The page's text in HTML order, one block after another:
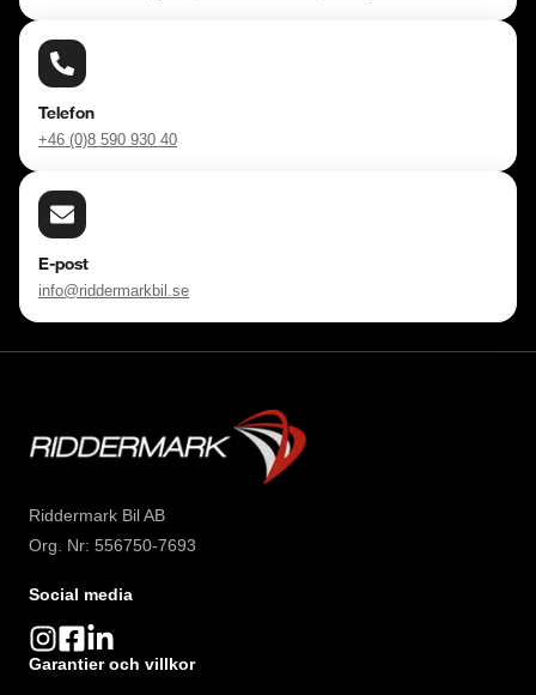
Telefon
+46 (0)8 590 930 40
E-post
info@riddermarkbil.se
Riddermark Bil AB
Org. Nr: 556750-7693
Social media
Garantier och villkor